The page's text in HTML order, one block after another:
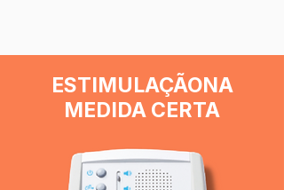
ESTIMULAÇÃONA
MEDIDA CERTA